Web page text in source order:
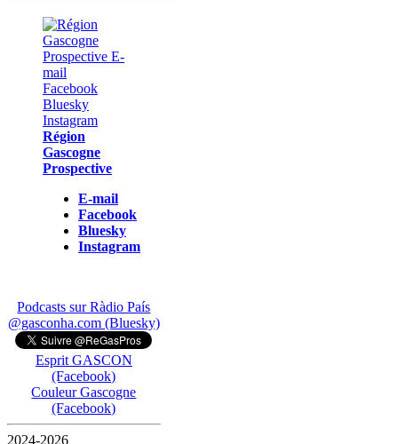
Région
Gascogne
Prospective
E-mail
Facebook
Bluesky
Instagram
Podcasts sur Ràdio País
@gasconha.com (Bluesky)
Esprit GASCON
(Facebook)
Couleur Gascogne
(Facebook)
2024-2026